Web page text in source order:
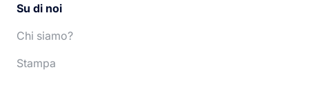
Su di noi
Chi siamo?
Stampa